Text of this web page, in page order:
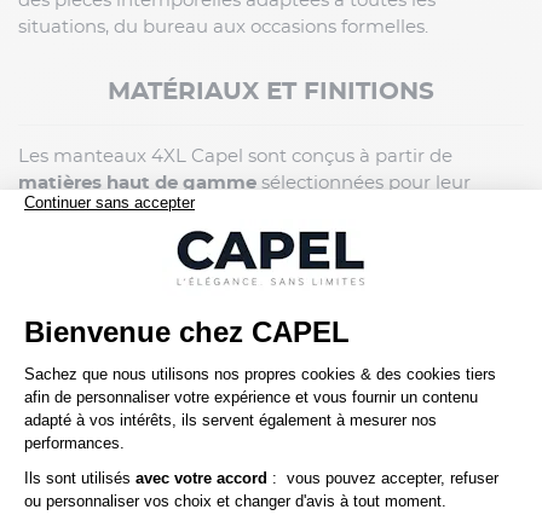
situations, du bureau aux occasions formelles.
MATÉRIAUX ET FINITIONS
Les manteaux 4XL Capel sont conçus à partir de
matières haut de gamme sélectionnées pour leur
résistance, leur douceur et leur tenue impeccable. Les
modèles se déclinent endrap de laine
tissu technique déperlant
chaleur et élégance en toute circonstance. Les finitions
renforcées, poches pratiques, boutons robustes,
doublures isolantes et cols parfaitement structurés.
Chaque manteau est pensé pour durer, tout en
apportant confort et raffinement.
MARQUES ET STYLES DISPONIBLES